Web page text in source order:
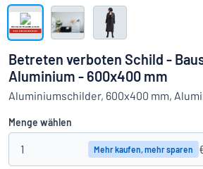
Das Gesuchte nicht gefunden?
Alle Kategorien anzeigen
Einloggen
Betreten verboten Schild -
Aluminium - 600x400 mm
Aluminiumschilder, 600x400 mm,
Menge wählen
1 Mehr kaufen, mehr sparen